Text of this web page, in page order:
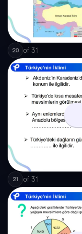
20 of 31
21 of 31